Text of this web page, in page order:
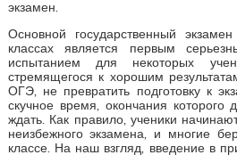
экзамен.
Основной государственный
классах является первым
испытанием для некоторых
стремящегося к хорошим
ОГЭ, не превратить подготовку к
скучное время, окончания которого
ждать. Как правило, ученики
неизбежного экзамена, и многие
классе. На наш взгляд, введение в